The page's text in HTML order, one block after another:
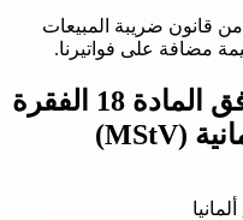
صاحب مشروع صغير وفق المادة 19 من قانون ضريبة المبيعات
المسؤول عن المحتوى وفق المادة 18 الفقرة